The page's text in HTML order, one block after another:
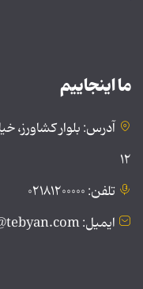
ما اینجاییم
آدرس: بلوار کشاورز،
۱۲
تلفن: ۰۲۱۸۱۲۰۰۰۰۰
ایمیل: public@tebyan.com